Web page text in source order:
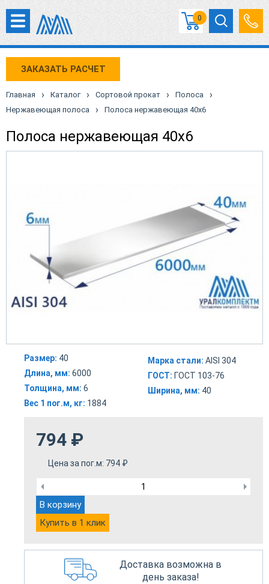
0
ЗАКАЗАТЬ РАСЧЕТ
Главная › Каталог › Сортовой прокат › Полоса ›
Нержавеющая полоса › Полоса нержавеющая 40х6
Полоса нержавеющая 40х6
Размер: 40
Длина, мм: 6000
Толщина, мм: 6
Вес 1 пог.м, кг: 1884
Марка стали: AISI 304
ГОСТ: ГОСТ 103-76
Ширина, мм: 40
794 ₽
Цена за пог.м: 794 ₽
В корзину
Купить в 1 клик
Доставка возможна в
день заказа!